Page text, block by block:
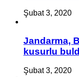
Şubat 3, 2020
Jandarma,
kusurlu
Şubat 3, 2020